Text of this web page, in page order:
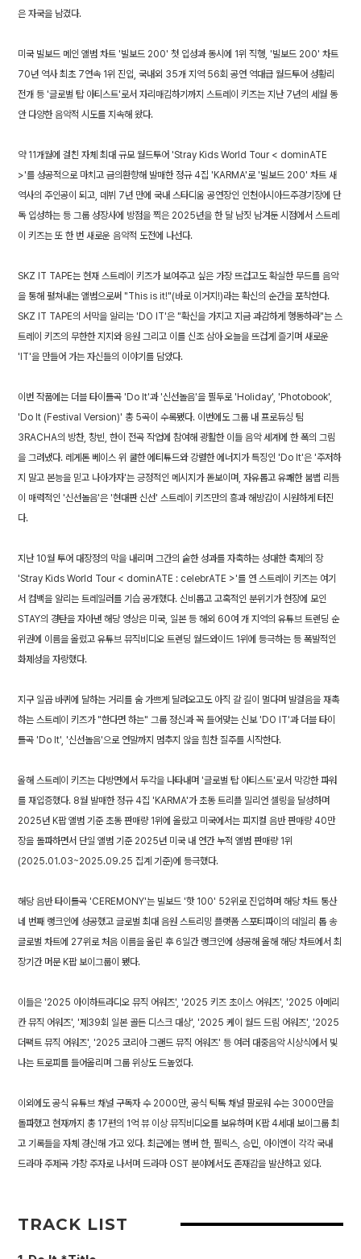
은 자국을 남겼다.
미국 빌보드 메인 앨범 차트 '빌보드 200' 첫 입성과 동시에 1위 직행, '빌보드 200' 차트
70년 역사 최초 7연속 1위 진입, 국내외 35개 지역 56회 공연 역대급 월드투어 성황리
전개 등 '글로벌 탑 아티스트'로서 자리매김하기까지 스트레이 키즈는 지난 7년의 세월 동
안 다양한 음악적 시도를 지속해 왔다.
약 11개월에 걸친 자체 최대 규모 월드투어 'Stray Kids World Tour < dominATE
>'를 성공적으로 마치고 금의환향해 발매한 정규 4집 'KARMA'로 '빌보드 200' 차트 새
역사의 주인공이 되고, 데뷔 7년 만에 국내 스타디움 공연장인 인천아시아드주경기장에 단
독 입성하는 등 그룹 성장사에 방점을 찍은 2025년을 한 달 남짓 남겨둔 시점에서 스트레
이 키즈는 또 한 번 새로운 음악적 도전에 나선다.
SKZ IT TAPE는 현재 스트레이 키즈가 보여주고 싶은 가장 뜨겁고도 확실한 무드를 음악
을 통해 펼쳐내는 앨범으로써 "This is it!"(바로 이거지!)라는 확신의 순간을 포착한다.
SKZ IT TAPE의 서막을 알리는 'DO IT'은 "확신을 가지고 지금 과감하게 행동하라"는 스
트레이 키즈의 무한한 지지와 응원 그리고 이를 신조 삼아 오늘을 뜨겁게 즐기며 새로운
'IT'을 만들어 가는 자신들의 이야기를 담았다.
이번 작품에는 더블 타이틀곡 'Do It'과 '신선놀음'을 필두로 'Holiday', 'Photobook',
'Do It (Festival Version)' 총 5곡이 수록됐다. 이번에도 그룹 내 프로듀싱 팀
3RACHA의 방찬, 창빈, 한이 전곡 작업에 참여해 광활한 이들 음악 세계에 한 폭의 그림
을 그려냈다. 레게톤 베이스 위 쿨한 에티튜드와 강렬한 에너지가 특징인 'Do It'은 '주저하
지 말고 본능을 믿고 나아가자'는 긍정적인 메시지가 돋보이며, 자유롭고 유쾌한 붐뱁 리듬
이 매력적인 '신선놀음'은 '현대판 신선' 스트레이 키즈만의 흥과 해방감이 시원하게 터진
다.
지난 10월 투어 대장정의 막을 내리며 그간의 숱한 성과를 자축하는 성대한 축제의 장
'Stray Kids World Tour < dominATE : celebrATE >'를 연 스트레이 키즈는 여기
서 컴백을 알리는 트레일러를 기습 공개했다. 신비롭고 고혹적인 분위기가 현장에 모인
STAY의 경탄을 자아낸 해당 영상은 미국, 일본 등 해외 60여 개 지역의 유튜브 트렌딩 순
위권에 이름을 올렸고 유튜브 뮤직비디오 트렌딩 월드와이드 1위에 등극하는 등 폭발적인
화제성을 자랑했다.
지구 일곱 바퀴에 달하는 거리를 숨 가쁘게 달려오고도 아직 갈 길이 멀다며 발걸음을 재촉
하는 스트레이 키즈가 "한다면 하는" 그룹 정신과 꼭 들어맞는 신보 'DO IT'과 더블 타이
틀곡 'Do It', '신선놀음'으로 연말까지 멈추지 않을 힘찬 질주를 시작한다.
올해 스트레이 키즈는 다방면에서 두각을 나타내며 '글로벌 탑 아티스트'로서 막강한 파워
를 재입증했다. 8월 발매한 정규 4집 'KARMA'가 초동 트리플 밀리언 셀링을 달성하며
2025년 K팝 앨범 기준 초동 판매량 1위에 올랐고 미국에서는 피지컬 음반 판매량 40만
장을 돌파하면서 단일 앨범 기준 2025년 미국 내 연간 누적 앨범 판매량 1위
(2025.01.03~2025.09.25 집계 기준)에 등극했다.
해당 음반 타이틀곡 'CEREMONY'는 빌보드 '핫 100' 52위로 진입하며 해당 차트 통산
네 번째 랭크인에 성공했고 글로벌 최대 음원 스트리밍 플랫폼 스포티파이의 데일리 톱 송
글로벌 차트에 27위로 처음 이름을 올린 후 6일간 랭크인에 성공해 올해 해당 차트에서 최
장기간 머문 K팝 보이그룹이 됐다.
이들은 '2025 아이하트라디오 뮤직 어워즈', '2025 키즈 초이스 어워즈', '2025 아메리
칸 뮤직 어워즈', '제39회 일본 골든 디스크 대상', '2025 케이 월드 드림 어워즈', '2025
더팩트 뮤직 어워즈', '2025 코리아 그랜드 뮤직 어워즈' 등 여러 대중음악 시상식에서 빛
나는 트로피를 들어올리며 그룹 위상도 드높였다.
이외에도 공식 유튜브 채널 구독자 수 2000만, 공식 틱톡 채널 팔로워 수는 3000만을
돌파했고 현재까지 총 17편의 1억 뷰 이상 뮤직비디오를 보유하며 K팝 4세대 보이그룹 최
고 기록들을 자체 경신해 가고 있다. 최근에는 멤버 한, 필릭스, 승민, 아이엔이 각각 국내
드라마 주제곡 가창 주자로 나서며 드라마 OST 분야에서도 존재감을 발산하고 있다.
TRACK LIST